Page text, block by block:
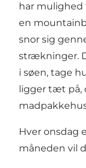
har mulighed
en
snor sig
strækninger.
i søen, tage
ligger tæt på,
Hver onsdag
måneden vil